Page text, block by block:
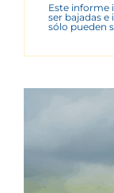
Este informe
ser bajadas e
sólo pueden